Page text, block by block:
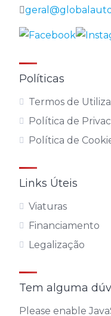
Políticas
Termos de
Política de
Política de
Links Úteis
Viaturas
Financiamento
Legalização
Tem alguma
Please enable